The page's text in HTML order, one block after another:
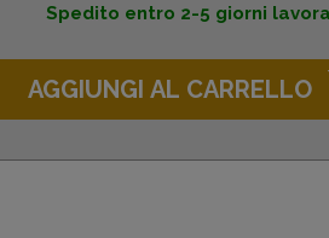
Spedito entro 2-5 giorni
AGGIUNGI AL CARRELLO